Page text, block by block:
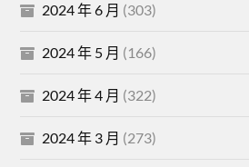
2024 年 6 月 (303)
2024 年 5 月 (166)
2024 年 4 月 (322)
2024 年 3 月 (273)